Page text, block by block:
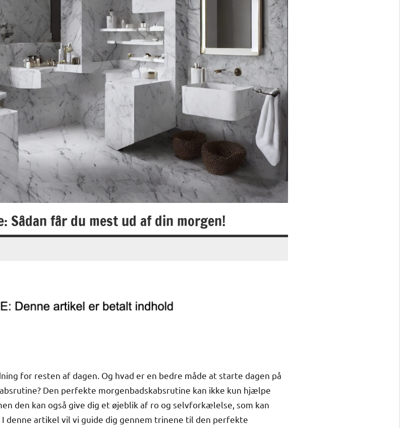
Sådan får du mest ud af din morgen!
for resten af dagen. Og hvad er en bedre måde at starte dagen på
Den perfekte morgenbadskabsrutine kan ikke kun hjælpe
den kan også give dig et øjeblik af ro og selvforkælelse, som kan
artikel vil vi guide dig gennem trinene til den perfekte